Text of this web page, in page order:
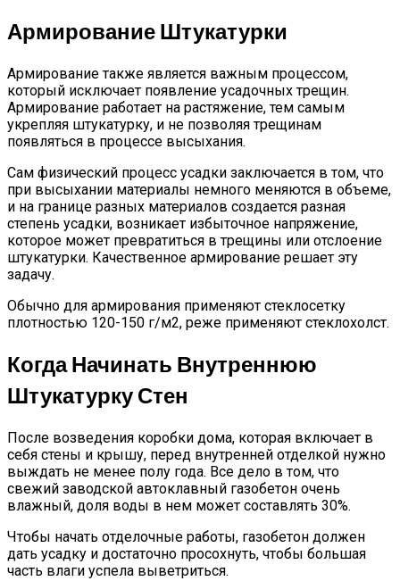
Армирование Штукатурки
Армирование также является важным процессом,
который исключает появление усадочных трещин.
Армирование работает на растяжение, тем самым
укрепляя штукатурку, и не позволяя трещинам
появляться в процессе высыхания.
Сам физический процесс усадки заключается в том, что
при высыхании материалы немного меняются в объеме,
и на границе разных материалов создается разная
степень усадки, возникает избыточное напряжение,
которое может превратиться в трещины или отслоение
штукатурки. Качественное армирование решает эту
задачу.
Обычно для армирования применяют стеклосетку
плотностью 120-150 г/м2, реже применяют стеклохолст.
Когда Начинать Внутреннюю
Штукатурку Стен
После возведения коробки дома, которая включает в
себя стены и крышу, перед внутренней отделкой нужно
выждать не менее полу года. Все дело в том, что
свежий заводской автоклавный газобетон очень
влажный, доля воды в нем может составлять 30%.
Чтобы начать отделочные работы, газобетон должен
дать усадку и достаточно просохнуть, чтобы большая
часть влаги успела выветриться.